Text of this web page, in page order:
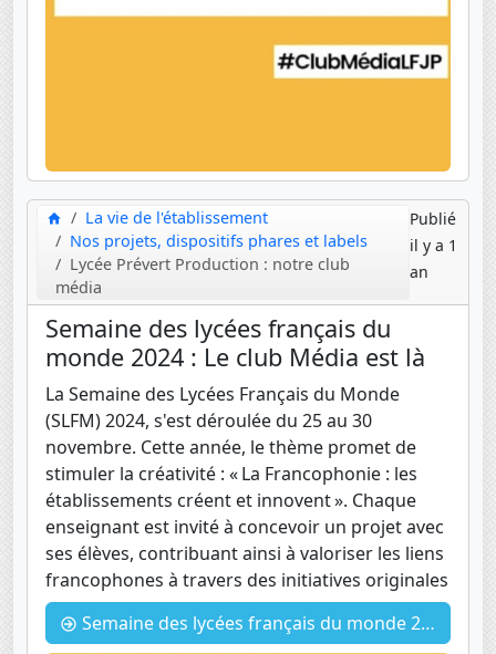
La vie de l'établissement
Nos projets, dispositifs phares et labels
Lycée Prévert Production : notre club
média
Publié
il y a 1
an
Semaine des lycées français du
monde 2024 : Le club Média est là
La Semaine des Lycées Français du Monde
(SLFM) 2024, s'est déroulée du 25 au 30
novembre. Cette année, le thème promet de
stimuler la créativité : « La Francophonie : les
établissements créent et innovent ». Chaque
enseignant est invité à concevoir un projet avec
ses élèves, contribuant ainsi à valoriser les liens
francophones à travers des initiatives originales
Semaine des lycées français du monde 2024 : Le club Média est là